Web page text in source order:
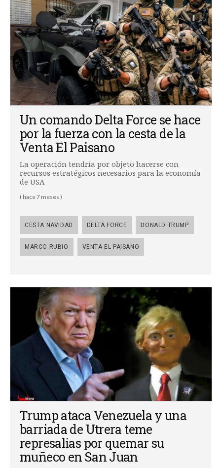
Un comando Delta Force se hace
por la fuerza con la cesta de la
Venta El Paisano
La operación tendría por objeto hacerse con
recursos estratégicos necesarios para la economía
de USA
( hace 7 meses )
CESTA NAVIDAD DELTA FORCE DONALD TRUMP
MARCO RUBIO VENTA EL PAISANO
Trump ataca Venezuela y una
barriada de Utrera teme
represalias por quemar su
muñeco en San Juan